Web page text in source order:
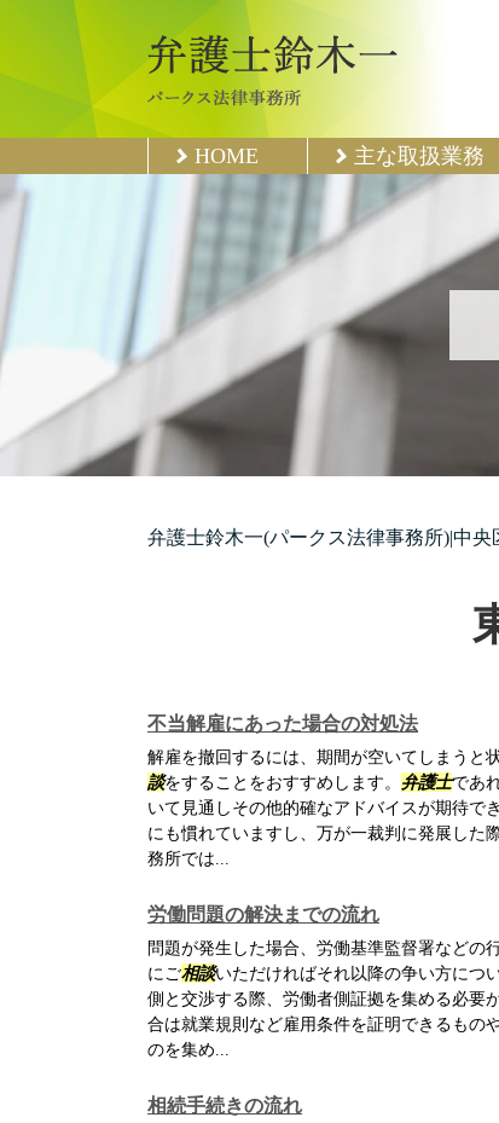
HOME 主な取扱業務
弁護士鈴木一(パークス法律事務所)|中
不当解雇にあった場合の対処法
解雇を撤回するには、期間が空いてしまうと
談をすることをおすすめします。 弁護士であ
いて見通しその他的確なアドバイスが期待で
にも慣れていますし、万が一裁判に発展した
務所では...
労働問題の解決までの流れ
問題が発生した場合、労働基準監督署などの
にご相談いただければそれ以降の争い方につ
側と交渉する際、労働者側証拠を集める必要
合は就業規則など雇用条件を証明できるもの
のを集め...
相続手続きの流れ